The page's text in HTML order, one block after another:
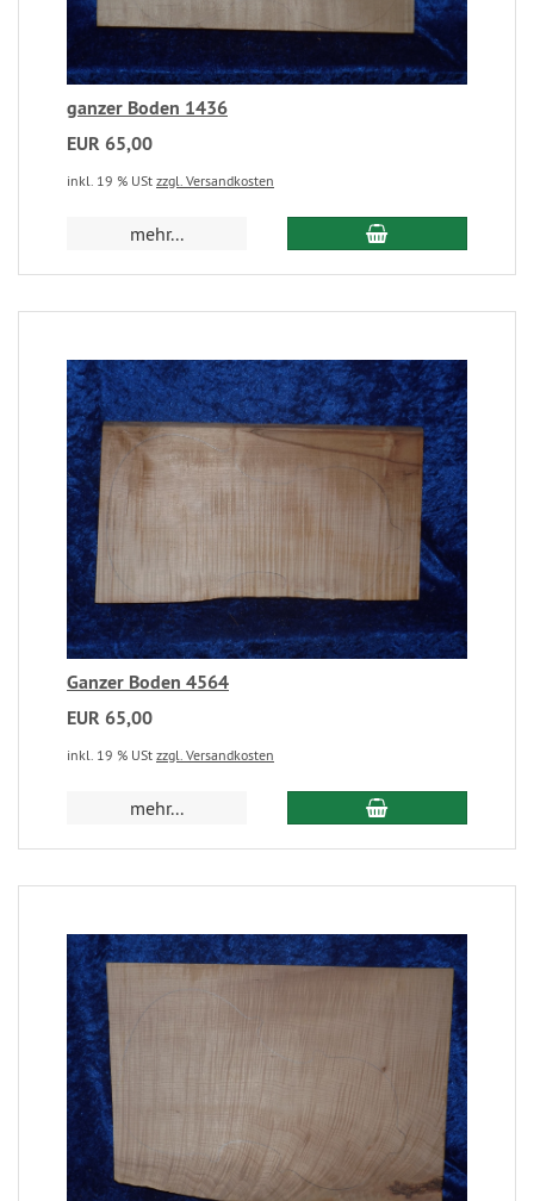
ganzer Boden 1436
EUR 65,00
inkl. 19 % USt zzgl. Versandkosten
mehr...
Ganzer Boden 4564
EUR 65,00
inkl. 19 % USt zzgl. Versandkosten
mehr...